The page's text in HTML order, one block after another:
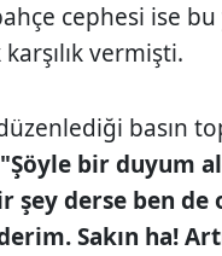
cephesi ise
vermişti.
basın
"Şöyle bir duyum
şey derse ben
Sakın ha!